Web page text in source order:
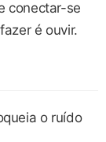
conectar-se
é ouvir.
o ruído